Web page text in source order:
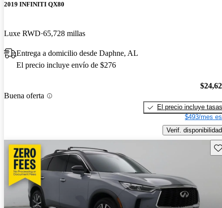
2019 INFINITI QX80
Luxe RWD 65,728 millas
Entrega a domicilio desde Daphne, AL
El precio incluye envío de $276
Buena oferta
El precio incluye tasas
$493/mes
Verif. disponibilidad